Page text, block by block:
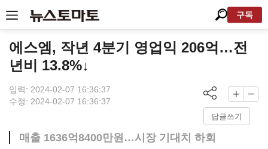
구독
에스엠, 작년 4분기 영업익 206억…전
년비 13.8%↓
입력: 2024-02-07 16:36:37
수정: 2024-02-07 16:36:37
답글쓰기
매출 1636억8400만원…시장 기대치 하회